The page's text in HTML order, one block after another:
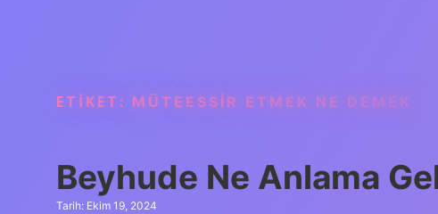
ETIKET: MÜTEESSIR ETMEK NE DEMEK
Beyhude Ne Anlama
Tarih: Ekim 19, 2024